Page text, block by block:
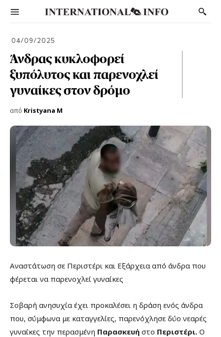
04/09/2025
Άνδρας κυκλοφορεί
ξυπόλυτος και παρενοχλεί
γυναίκες στον δρόμο
από Kristyana M
Αναστάτωση σε Περιστέρι και Εξάρχεια από άνδρα που
φέρεται να παρενοχλεί γυναίκες
Σοβαρή ανησυχία έχει προκαλέσει η δράση ενός άνδρα
που, σύμφωνα με καταγγελίες, παρενόχλησε δύο νεαρές
γυναίκες την περασμένη Παρασκευή στο Περιστέρι. Ο